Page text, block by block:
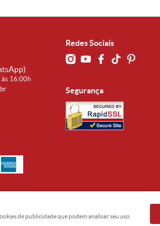
às 16:00h
Redes Sociais
Segurança
de publicidade que podem analisar seu uso